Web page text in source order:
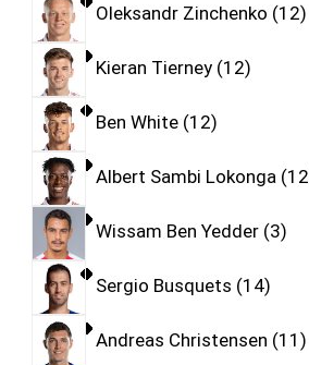
Oleksandr Zinchenko 12
Kieran Tierney 12
Ben White 12
Albert Sambi Lokonga 12
Wissam Ben Yedder 3
Sergio Busquets 14
Andreas Christensen 11